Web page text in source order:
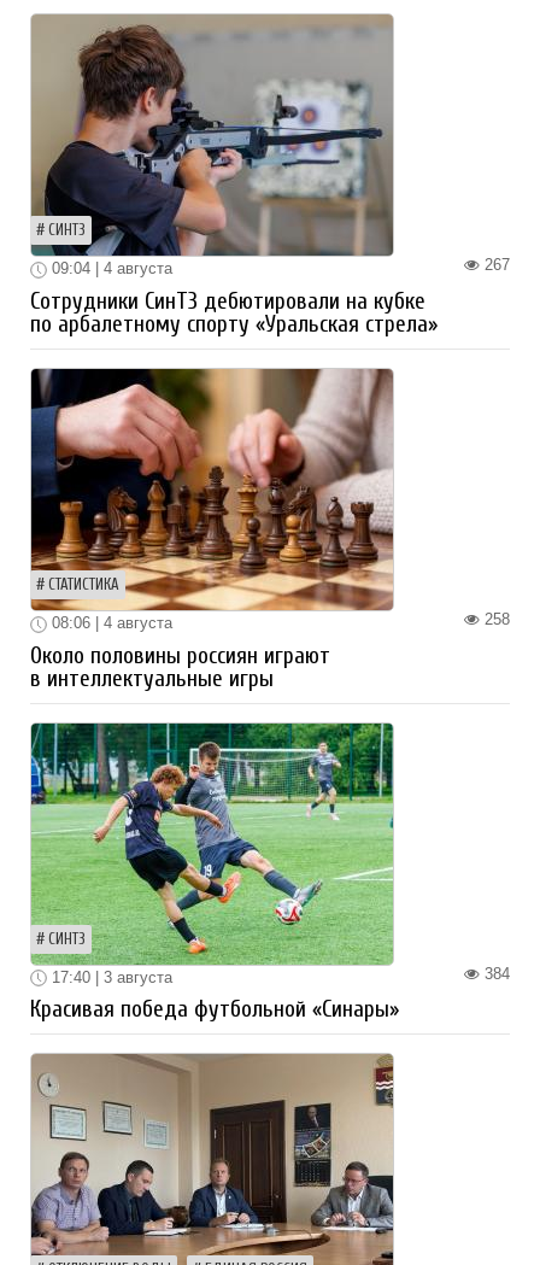
СИНТЗ
267
09:04 | 4 августа
Сотрудники СинТЗ дебютировали на кубке
по арбалетному спорту «Уральская стрела»
СТАТИСТИКА
258
08:06 | 4 августа
Около половины россиян играют
в интеллектуальные игры
СИНТЗ
384
17:40 | 3 августа
Красивая победа футбольной «Синары»